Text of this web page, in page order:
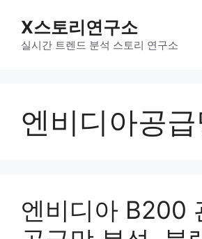
X스토리연구소
실시간 트렌드 분석 스토리 연구소
엔비디아공
엔비디아 B200